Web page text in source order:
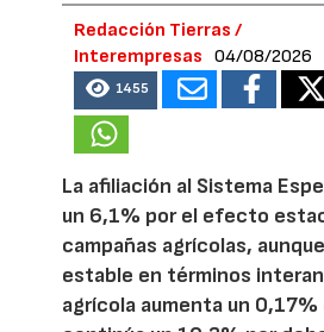
Redacción Tierras /
Interempresas
04/08/2026
1455
La afiliación al Sistema
un 6,1% por el efecto
campañas agrícolas,
estable en términos
agrícola aumenta un 0,17%